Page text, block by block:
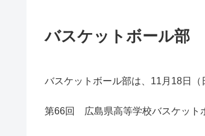
バスケットボール部
バスケットボール部は、11月18日（
第66回 広島県高等学校バスケッ